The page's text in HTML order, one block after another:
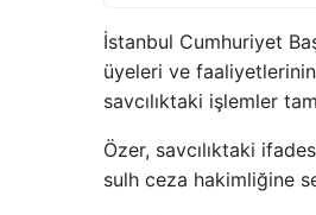
İstanbul Cumhuriyet
üyeleri ve
savcılıktaki işlemler
Özer, savcılıktaki
sulh ceza hakimliğine